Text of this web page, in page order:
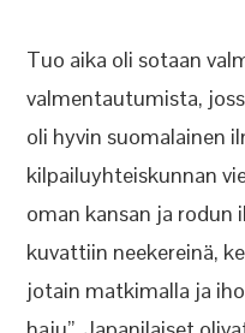
Tuo aika oli sotaan
valmentautumista,
oli hyvin suomalainen
kilpailuyhteiskunnan
oman kansan ja
kuvattiin neekereinä,
jotain matkimalla ja